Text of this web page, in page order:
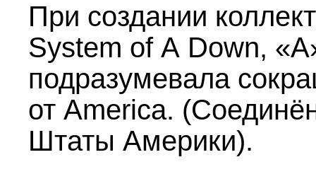
При создании
System of A Down,
подразумевала
от America.
Штаты Америки).